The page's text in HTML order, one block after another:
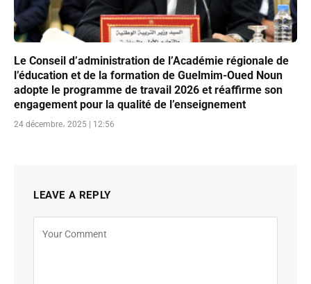
Le Conseil d’administration de l’Académie régionale de
l’éducation et de la formation de Guelmim-Oued Noun
adopte le programme de travail 2026 et réaffirme son
engagement pour la qualité de l’enseignement
24 décembre، 2025 | 12:56
LEAVE A REPLY